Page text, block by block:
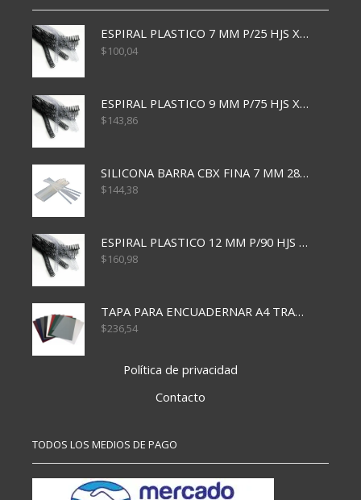
ESPIRAL PLASTICO 7 MM P/25 HJS X50x3000
$100,04
ESPIRAL PLASTICO 9 MM P/75 HJS X50X2400
$143,86
SILICONA BARRA CBX FINA 7 MM 28 CM
$144,38
ESPIRAL PLASTICO 12 MM P/90 HJS X50X1500
$160,98
TAPA PARA ENCUADERNAR A4 TRANSP x50x500
$236,54
Política de privacidad
Contacto
TODOS LOS MEDIOS DE PAGO